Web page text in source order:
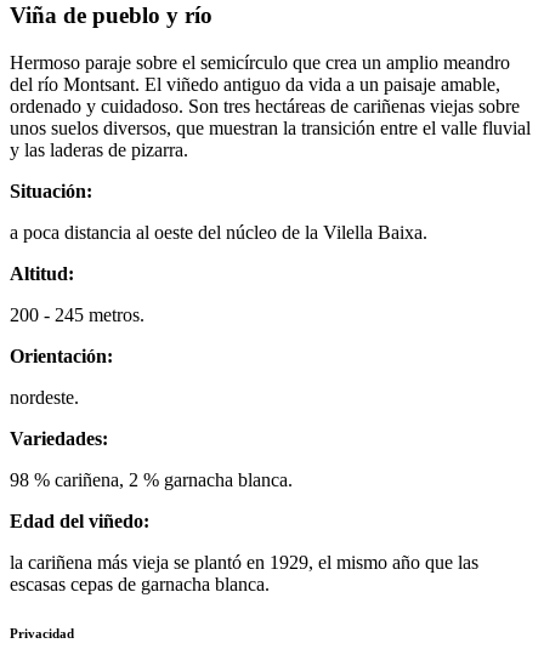
Viña de pueblo y río
Hermoso paraje sobre el semicírculo que crea un amplio meandro
del río Montsant. El viñedo antiguo da vida a un paisaje amable,
ordenado y cuidadoso. Son tres hectáreas de cariñenas viejas sobre
unos suelos diversos, que muestran la transición entre el valle fluvial
y las laderas de pizarra.
Situación:
a poca distancia al oeste del núcleo de la Vilella Baixa.
Altitud:
200 - 245 metros.
Orientación:
nordeste.
Variedades:
98 % cariñena, 2 % garnacha blanca.
Edad del viñedo:
la cariñena más vieja se plantó en 1929, el mismo año que las
escasas cepas de garnacha blanca.
Privacidad